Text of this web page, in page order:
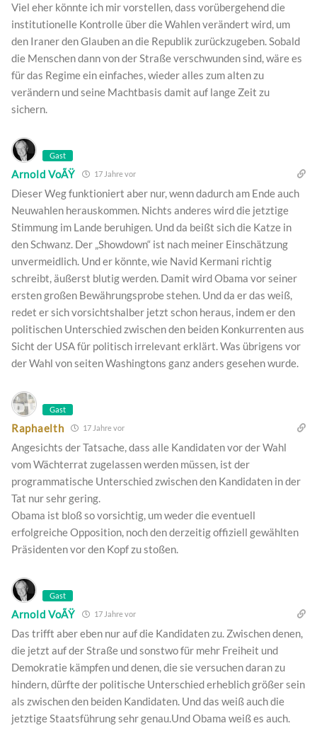
Viel eher könnte ich mir vorstellen, dass vorübergehend die
institutionelle Kontrolle über die Wahlen verändert wird, um
den Iraner den Glauben an die Republik zurückzugeben. Sobald
die Menschen dann von der Straße verschwunden sind, wäre es
für das Regime ein einfaches, wieder alles zum alten zu
verändern und seine Machtbasis damit auf lange Zeit zu
sichern.
Gast
Arnold VoÃŸ 17 Jahre vor
Dieser Weg funktioniert aber nur, wenn dadurch am Ende auch
Neuwahlen herauskommen. Nichts anderes wird die jetztige
Stimmung im Lande beruhigen. Und da beißt sich die Katze in
den Schwanz. Der „Showdown“ ist nach meiner Einschätzung
unvermeidlich. Und er könnte, wie Navid Kermani richtig
schreibt, äußerst blutig werden. Damit wird Obama vor seiner
ersten großen Bewährungsprobe stehen. Und da er das weiß,
redet er sich vorsichtshalber jetzt schon heraus, indem er den
politischen Unterschied zwischen den beiden Konkurrenten aus
Sicht der USA für politisch irrelevant erklärt. Was übrigens vor
der Wahl von seiten Washingtons ganz anders gesehen wurde.
Gast
Raphaelth 17 Jahre vor
Angesichts der Tatsache, dass alle Kandidaten vor der Wahl
vom Wächterrat zugelassen werden müssen, ist der
programmatische Unterschied zwischen den Kandidaten in der
Tat nur sehr gering.
Obama ist bloß so vorsichtig, um weder die eventuell
erfolgreiche Opposition, noch den derzeitig offiziell gewählten
Präsidenten vor den Kopf zu stoßen.
Gast
Arnold VoÃŸ 17 Jahre vor
Das trifft aber eben nur auf die Kandidaten zu. Zwischen denen,
die jetzt auf der Straße und sonstwo für mehr Freiheit und
Demokratie kämpfen und denen, die sie versuchen daran zu
hindern, dürfte der politische Unterschied erheblich größer sein
als zwischen den beiden Kandidaten. Und das weiß auch die
jetztige Staatsführung sehr genau.Und Obama weiß es auch.